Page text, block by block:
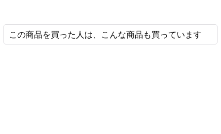
この商品を買った人は、こんな商品も買っています